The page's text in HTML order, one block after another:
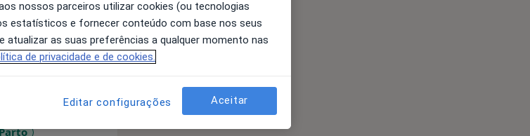
nossos parceiros utilizar cookies (ou tecnologias
estatísticos e fornecer conteúdo com base nos seus
atualizar as suas preferências a qualquer momento nas
de privacidade e de cookies.
Editar configurações Aceitar